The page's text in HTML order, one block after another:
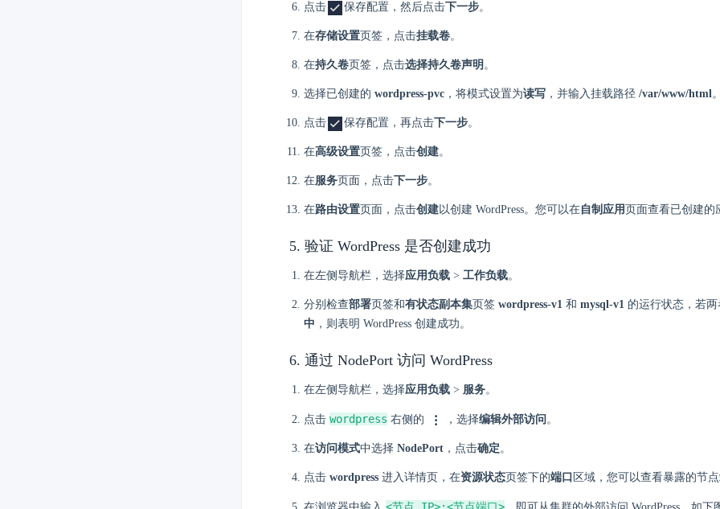
点击 保存配置，然后点击下一步。
在存储设置页签，点击挂载卷。
在持久卷页签，点击选择持久卷声明 。
选择已创建的 wordpress-pvc ，将模式设置为读写 ，并输入挂载路径 /var/www/html。
点击 保存配置，再点击下一步。
在高级设置页签，点击创建。
在服务页面，点击下一步。
在路由设置页面，点击创建以创建 WordPress。您可以在自制应用页面查看已创建的
5. 验证 WordPress 是否创建成功
在左侧导航栏，选择应用负载 > 工作负载。
分别检查部署页签和有状态副本集页签 wordpress-v1 和 mysql-v1 的运行状态，若
中 ，则表明 WordPress 创建成功。
6. 通过 NodePort 访问 WordPress
在左侧导航栏，选择应用负载 > 服务。
点击 wordpress 右侧的 ，选择编辑外部访问 。
在访问模式中选择 NodePort ，点击确定。
点击 wordpress 进入详情页，在资源状态页签下的端口 区域，您可以查看暴露的节点